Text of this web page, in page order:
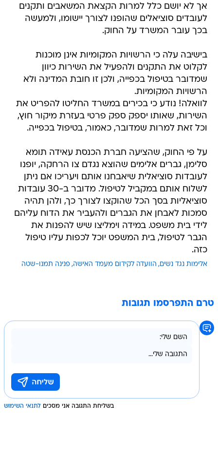
אך לא יושם כלל למרות הקצאת המשאבים ותקנים
לעובדים סוציאלים שהופנו לצורך יישומו, ולמעשה
בכך עובר המשרד על החוק.
בישיבה עלה כי הרשויות המקומיות אינן מוכנות
לקלוט את התקנים ולהפעיל את השירות כיוון
שמדובר בטיפול בכפייה, ולכן זו חובת המדינה ולא
הרשויות המקומיות.
לוואלה! נודע כי בכירים במשרד החליטו להפריט את
השירות, שאותו יספק ספק פרטי בעזרת מיקור חוץ,
וכל זאת למרות שמדובר, כאמור, בטיפול בכפייה.
על פי החוק, שהציעה חברת הכנסת עאידה תומא
סלימן, גברים אלימים שהוצא נגדם צו הרחקה, יופנו
לעובדות סוציאלית שיאבחנו אותם ויעריכו אם ניתן
לשלוח אותם במקביל לטיפול. מדובר ב-30 עובדות
סוציאליות בסך הכל שהוקצו לצורך כך, ולהן תהיה
סמכות לאבחן את הגברים ולהעביר את הדוח עליהם
לידי בית משפט. במידה וימליצו שיש להפנות את
הגבר לטיפול, בית המשפט יוכל לכפות עליו טיפול
כזה.
אלימות נגד נשים הוועדה לקידום מעמד האישה פנינה תמנו-שטה
טרם התפרסמו תגובות
בשליחת התגובה אני מסכים לתנאי השימוש